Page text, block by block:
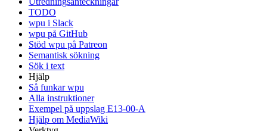
TODO
wpu i Slack
wpu på GitHub
Stöd wpu på Patreon
Semantisk sökning
Sök i text
Hjälp
Så funkar wpu
Alla instruktioner
Exempel på uppslag E13-00-A
Hjälp om MediaWiki